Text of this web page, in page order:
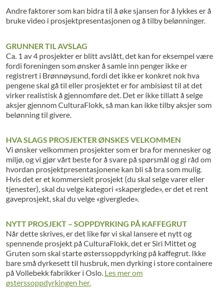
Andre faktorer som kan bidra til å øke sjansen for å lykkes er å
bruke video i prosjektpresentasjonen og å tilby belønninger.
GRUNNER TIL AVSLAG
Ca. 1 av 4 prosjekter er blitt avslått, det kan for eksempel være
fordi foreningen som ønsker å samle inn penger ikke er
registrert i Brønnøysund, fordi det ikke er konkret nok hva
pengene skal gå til eller prosjektet er for ambisiøst til at det
virker realistisk å gjennomføre det. Det er ikke tillatt å selge
aksjer gjennom CulturaFlokk, så man kan ikke tilby aksjer som
belønning til givere.
HVA SLAGS PROSJEKTER ØNSKES VELKOMMEN
Vi ønsker velkommen prosjekter som er bra for mennesker og
miljø, og vi gjør vårt beste for å svare på spørsmål og gi råd om
hvordan prosjektpresentasjonene kan bli så bra som mulig.
Hvis det er et kommersielt prosjekt (du skal selge varer eller
tjenester), skal du velge kategori «skaperglede», er det et rent
gaveprosjekt, skal du velge «giverglede».
NYTT PROSJEKT – SOPPDYRKING PÅ KAFFEGRUT
Når dette skrives, er det like før vi skal lansere et nytt og
spennende prosjekt på CulturaFlokk, det er Siri Mittet og
Gruten som skal starte østerssoppdyrking på kaffegrut. Ikke
bare små dyrkesett til husbruk, men dyrking i store containere
på Vollebekk fabrikker i Oslo. Les mer om
østerssoppdyrkingen her.